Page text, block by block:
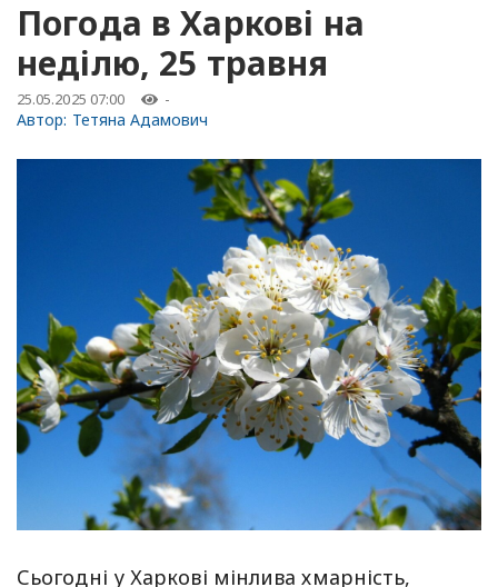
Погода в Харкові на
неділю, 25 травня
25.05.2025 07:00 -
Автор: Тетяна Адамович
Сьогодні у Харкові мінлива хмарність,